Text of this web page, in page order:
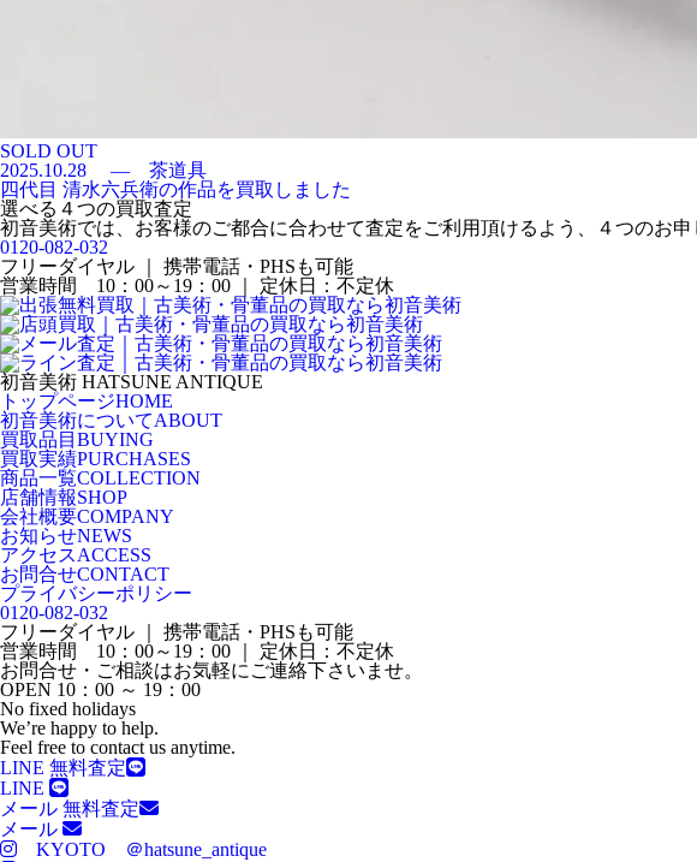
SOLD OUT
2025.10.28
— 茶道具
四代目 清水六兵衛の作品を買取しました
選べる４つの買取査定
初音美術では、お客様のご都合に合わせて査定をご利用頂けるよう、４つのお
0120-082-032
フリーダイヤル ｜ 携帯電話・PHSも可能
営業時間 10：00～19：00 ｜ 定休日：不定休
初音美術 HATSUNE ANTIQUE
トップページHOME
初音美術についてABOUT
買取品目 BUYING
買取実績PURCHASES
商品一覧COLLECTION
店舗情報SHOP
会社概要COMPANY
お知らせNEWS
アクセスACCESS
お問合せCONTACT
プライバシーポリシー
0120-082-032
フリーダイヤル ｜ 携帯電話・PHSも可能
営業時間 10：00～19：00 ｜ 定休日：不定休
お問合せ・ご相談はお気軽にご連絡下さいませ。
OPEN 10：00 ～ 19：00
No fixed holidays
We’re happy to help.
Feel free to contact us anytime.
LINE 無料査定
LINE
メール 無料査定
メール
KYOTO ＠hatsune_antique